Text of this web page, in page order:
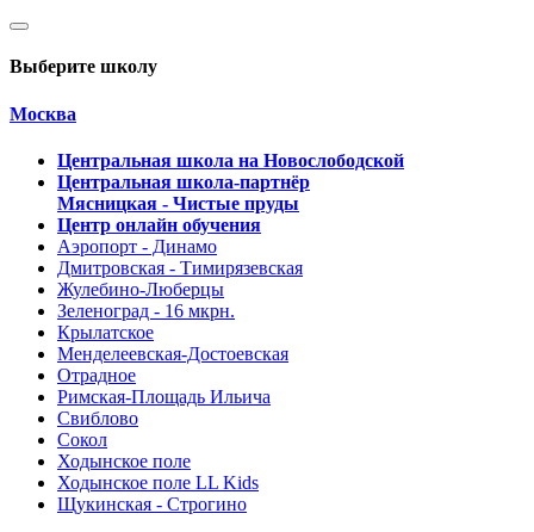
Выберите школу
Москва
Центральная школа на Новослободской
Центральная школа-партнёр
Мясницкая - Чистые пруды
Центр онлайн обучения
Аэропорт - Динамо
Дмитровская - Тимирязевская
Жулебино-Люберцы
Зеленоград - 16 мкрн.
Крылатское
Менделеевская-Достоевская
Отрадное
Римская-Площадь Ильича
Свиблово
Сокол
Ходынское поле
Ходынское поле LL Kids
Щукинская - Строгино